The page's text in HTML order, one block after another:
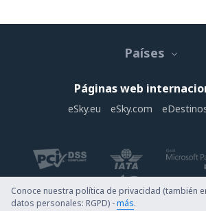
Países
Páginas web
eSky.eu eSky.com
Conoce nuestra política de privacidad (también
datos personales: RGPD) -más.